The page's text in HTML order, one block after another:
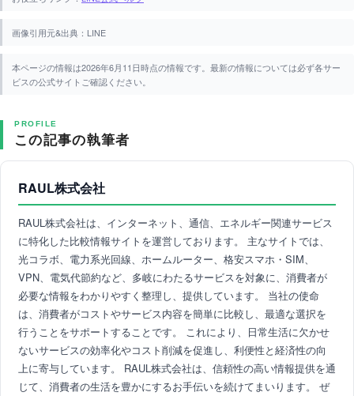
画像引用元&出典：LINE
本ページの情報は2026年6月11日時点の情報です。最新の情報については必ず各サー
ビスの公式サイトご確認ください。
PROFILE
この記事の執筆者
RAUL株式会社
RAUL株式会社は、インターネット、通信、エネルギー関連サービス
に特化した比較情報サイトを運営しております。 主なサイトでは、
光コラボ、電力系光回線、ホームルーター、格安スマホ・SIM、
VPN、電気代節約など、多岐にわたるサービスを対象に、消費者が
必要な情報をわかりやすく整理し、提供しています。 当社の使命
は、消費者がコストやサービス内容を簡単に比較し、最適な選択を
行うことをサポートすることです。 これにより、日常生活に欠かせ
ないサービスの効率化やコスト削減を促進し、利便性と経済性の向
上に寄与しています。 RAUL株式会社は、信頼性の高い情報提供を通
じて、消費者の生活を豊かにするお手伝いを続けてまいります。 ぜ